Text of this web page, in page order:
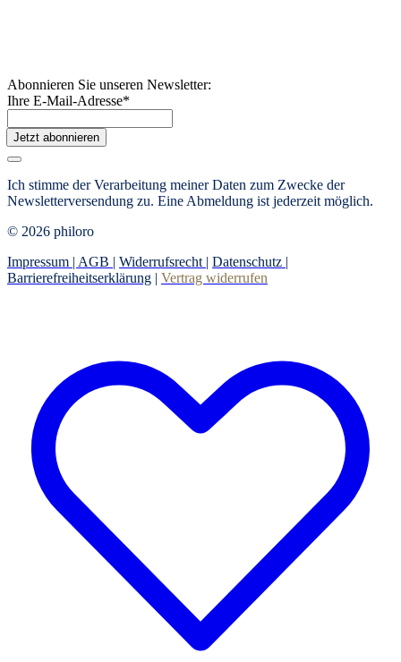
Abonnieren Sie unseren Newsletter:
Ihre E-Mail-Adresse*
Jetzt abonnieren
Ich stimme der Verarbeitung meiner Daten zum Zwecke der
Newsletterversendung zu. Eine Abmeldung ist jederzeit möglich.
© 2026 philoro
Impressum | AGB | Widerrufsrecht | Datenschutz |
Barrierefreiheitserklärung | Vertrag widerrufen